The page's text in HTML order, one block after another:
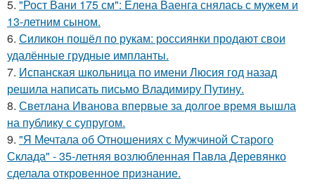
5. "Рост Вани 175 см": Елена Ваенга снялась с мужем и
13-летним сыном.
6. Силикон пошёл по рукам: россиянки продают свои
удалённые грудные импланты.
7. Испанская школьница по имени Люсия год назад
решила написать письмо Владимиру Путину.
8. Светлана Иванова впервые за долгое время вышла
на публику с супругом.
9. "Я Мечтала об Отношениях с Мужчиной Старого
Склада" - 35-летняя возлюбленная Павла Деревянко
сделала откровенное признание.